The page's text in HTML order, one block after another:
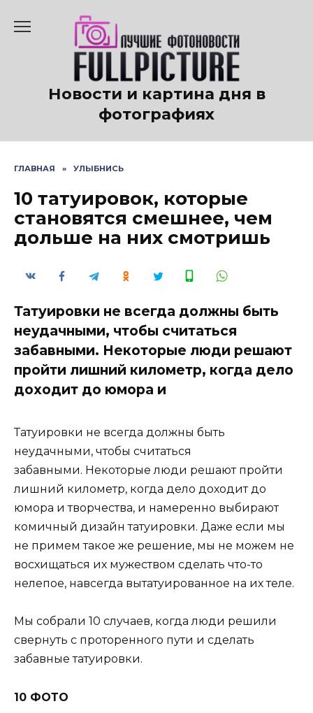
содержанию
Новости и картина дня в
фотографиях
ГЛАВНАЯ » УЛЫБНИСЬ
10 татуировок, которые
становятся смешнее, чем
дольше на них смотришь
Татуировки не всегда должны быть
неудачными, чтобы считаться
забавными. Некоторые люди решают
пройти лишний километр, когда дело
доходит до юмора и
Татуировки не всегда должны быть
неудачными, чтобы считаться
забавными. Некоторые люди решают пройти
лишний километр, когда дело доходит до
юмора и творчества, и намеренно выбирают
комичный дизайн татуировки. Даже если мы
не примем такое же решение, мы не можем не
восхищаться их мужеством сделать что-то
нелепое, навсегда вытатуированное на их теле.
Мы собрали 10 случаев, когда люди решили
свернуть с проторенного пути и сделать
забавные татуировки.
10 ФОТО